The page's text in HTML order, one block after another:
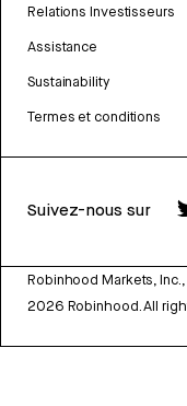
Relations Investisseurs
Assistance
Sustainability
Termes et conditions
Suivez-nous sur
Robinhood Markets,
2026 Robinhood. All